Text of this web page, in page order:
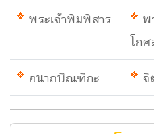
พระเจ้าพิมพิสาร
พ
โกศ
อนาถบิณฑิกะ จิ